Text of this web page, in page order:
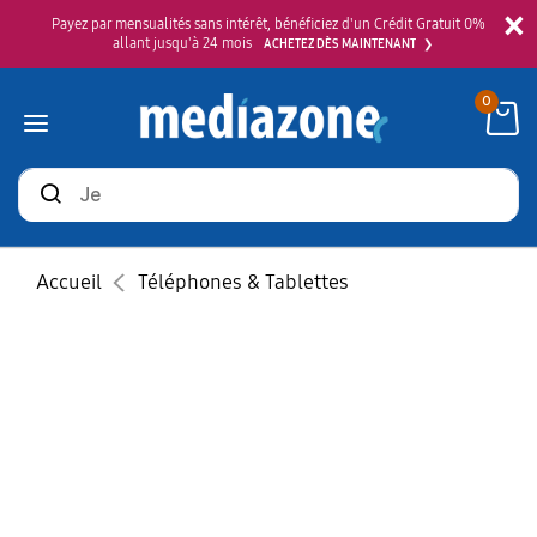
×
Payez par mensualités sans intérêt, bénéficiez d'un Crédit Gratuit 0%
allant jusqu'à 24 mois
ACHETEZ DÈS MAINTENANT
Rechercher
des
produits
0
Accueil Téléphones & Tablettes